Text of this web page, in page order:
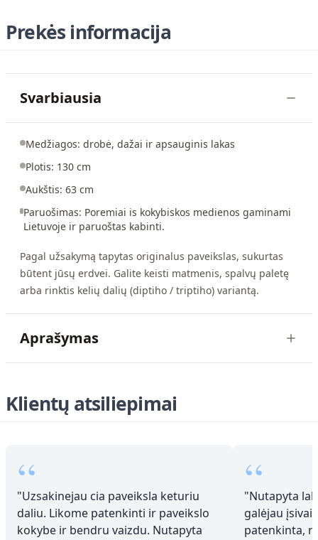
Prekės informacija
Svarbiausia
Medžiagos: drobė, dažai ir apsauginis lakas
Plotis: 130 cm
Aukštis: 63 cm
Paruošimas: Poremiai is kokybiskos medienos gaminami
Lietuvoje ir paruoštas kabinti.
Pagal užsakymą tapytas originalus paveikslas, sukurtas
būtent jūsų erdvei. Galite keisti matmenis, spalvų paletę
arba rinktis kelių dalių (diptiho / triptiho) variantą.
Aprašymas
Klientų atsiliepimai
“
"Uzsakinejau cia paveiksla keturiu
daliu. Likome patenkinti ir paveikslo
kokybe ir bendru vaizdu. Nutapyta
“
"Nutapyta
galėjau
patenkinta,